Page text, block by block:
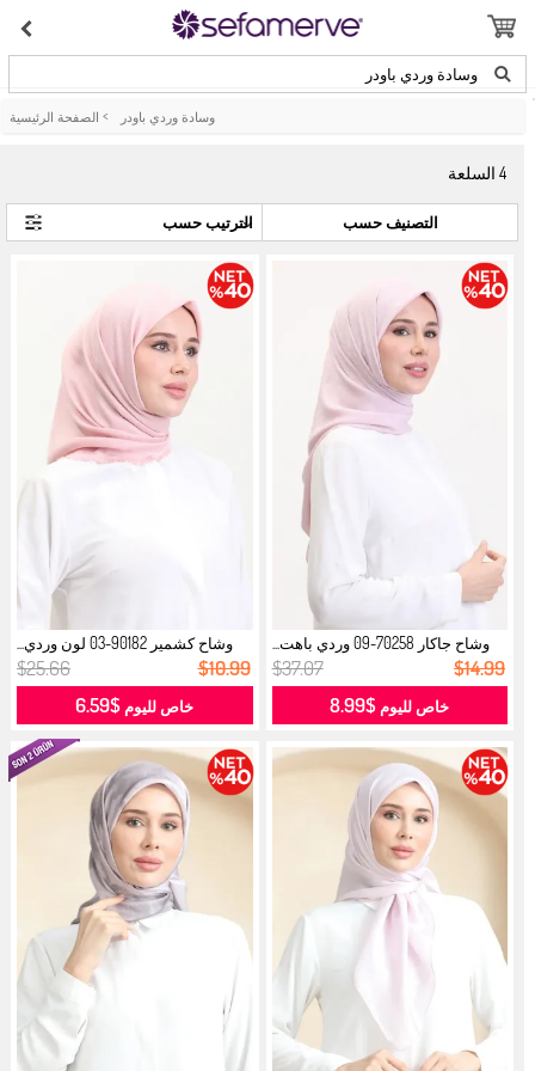
وسادة وردي باودر
الصفحة الرئيسية > وسادة وردي باودر
4السلعة
التصنيف حسب
وشاح جاكار 70258-09 وردي باهت...
$37.07 $14.99
خاص لليوم $8.99
وشاح كشمير 90182-03 لون وردي...
$25.66 $10.99
خاص لليوم $6.59